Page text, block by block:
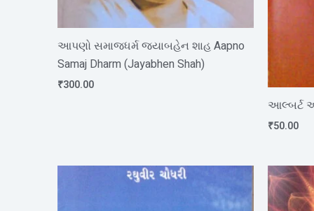
આપણો સમાજધર્મ જયાબહેન શાહ Aapno
Samaj Dharm (Jayabhen Shah)
₹300.00
આલ્બર્ટ
₹50.00